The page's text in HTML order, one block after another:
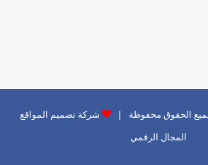
شركة تصميم المواقع
المجال الرقمي